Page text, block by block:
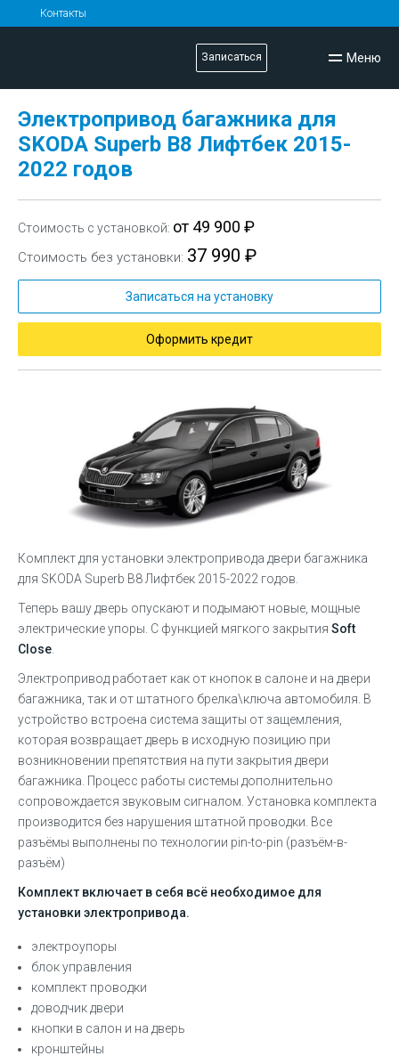
Контакты
Записаться Меню
Электропривод багажника для
SKODA Superb B8 Лифтбек 2015-
2022 годов
Стоимость с установкой: от 49 900 ₽
Стоимость без установки: 37 990 ₽
Записаться на установку
Оформить кредит
Комплект для установки электропривода двери багажника
для SKODA Superb B8 Лифтбек 2015-2022 годов.
Теперь вашу дверь опускают и подымают новые, мощные
электрические упоры. С функцией мягкого закрытия Soft
Close
Электропривод работает как от кнопок в салоне и на двери
багажника, так и от штатного брелка\ключа автомобиля. В
устройство встроена система защиты от защемления,
которая возвращает дверь в исходную позицию при
возникновении препятствия на пути закрытия двери
багажника. Процесс работы системы дополнительно
сопровождается звуковым сигналом. Установка комплекта
производится без нарушения штатной проводки. Все
разъёмы выполнены по технологии pin-to-pin (разъём-в-
разъём)
Комплект включает в себя всё необходимое для
установки электропривода.
электроупоры
блок управления
комплект проводки
доводчик двери
кнопки в салон и на дверь
кронштейны